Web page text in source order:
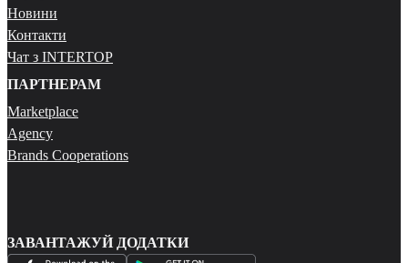
Новини
Контакти
Чат з INTERTOP
ПАРТНЕРАМ
Marketplace
Agency
Brands Cooperations
ЗАВАНТАЖУЙ ДОДАТКИ